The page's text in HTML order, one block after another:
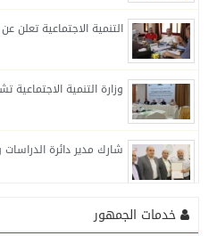
التنمية الاجتماعية تعلن
وزارة التنمية
شارك مدير دائرة
التنمية الاجتماعية فيخدمات الجمهور